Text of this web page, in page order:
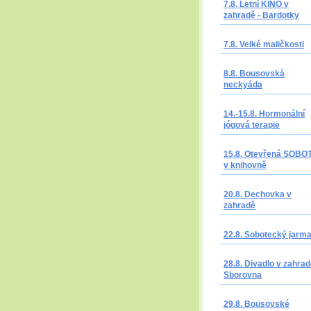
7.8. Letní KINO v
zahradě - Bardotky
7.8. Velké maličkosti
8.8. Bousovská
neckyáda
14.-15.8. Hormonální
jógová terapie
15.8. Otevřená
v knihovně
20.8. Dechovka v
zahradě
22.8. Sobotecký
28.8. Divadlo v
Sborovna
29.8. Bousovské